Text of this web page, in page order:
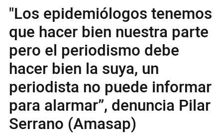
"Los epidemiólogos tenemos
que hacer bien nuestra parte
pero el periodismo debe
hacer bien la suya, un
periodista no puede informar
para alarmar”, denuncia Pilar
Serrano (Amasap)